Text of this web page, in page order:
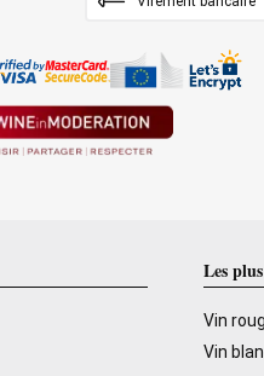
Les
Vin
Vin